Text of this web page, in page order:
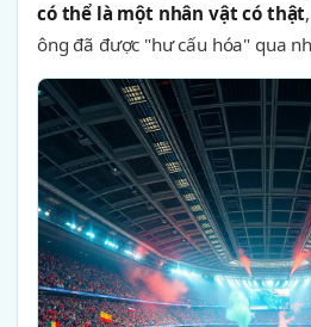
có thể là một nhân vật có thật
ông đã được "hư cấu hóa" qua